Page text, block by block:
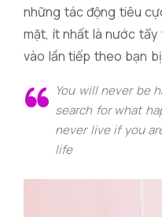
những tác động tiêu
mặt, ít nhất là nước tẩy
vào lần tiếp theo bạn
You will never be
search for what
never live if you
life